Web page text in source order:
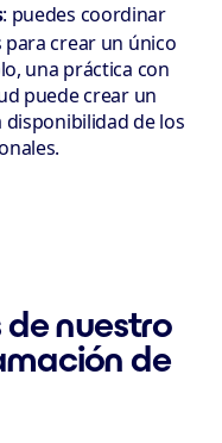
: puedes coordinar
crear un único
una práctica con
puede crear un
de los
nuestro
de